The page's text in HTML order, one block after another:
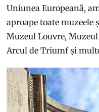
Uniunea Europeană,
aproape toate
Muzeul Louvre,
Arcul de Triumf și